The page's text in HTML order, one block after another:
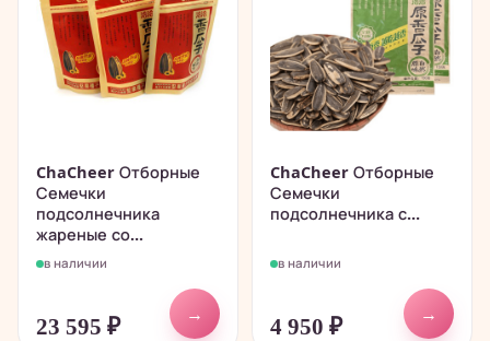
ChaCheer Отборные
Семечки
подсолнечника
жареные со...
в наличии
23 595 ₽
→
ChaCheer Отборные
Семечки
подсолнечника с...
в наличии
4 950 ₽
→